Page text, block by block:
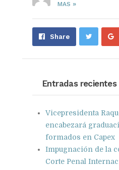
MAS »
Share
Entradas recientes
Vicepresidenta
encabezará
formados en Capex
Impugnación de la
Corte Penal